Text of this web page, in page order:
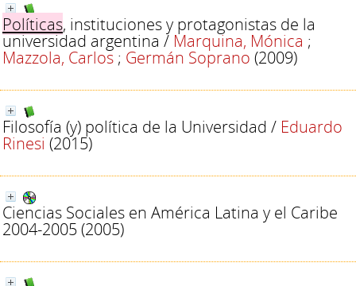
Políticas, instituciones y protagonistas de la
universidad argentina / Marquina, Mónica ;
Mazzola, Carlos ; Germán Soprano (2009)
Filosofía (y) política de la Universidad / Eduardo
Rinesi (2015)
Ciencias Sociales en América Latina y el Caribe
2004-2005(2005)